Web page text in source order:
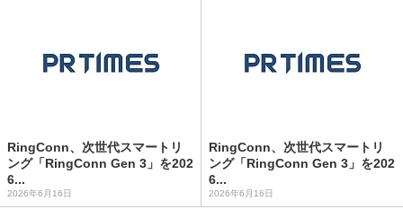
RingConn、次世代スマートリ
ング「RingConn Gen 3」を202
6...
2026年6月16日
RingConn、次世代スマートリ
ング「RingConn Gen 3」を202
6...
2026年6月16日